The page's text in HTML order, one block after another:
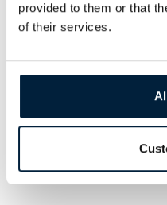
provided to them or that
of their services.